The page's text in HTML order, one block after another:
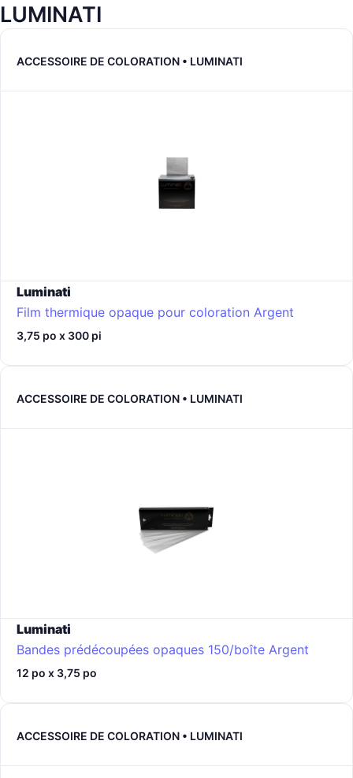
LUMINATI
ACCESSOIRE DE COLORATION • LUMINATI
Luminati
Film thermique opaque pour coloration Argent
3,75 po x 300 pi
ACCESSOIRE DE COLORATION • LUMINATI
Luminati
Bandes prédécoupées opaques 150/boîte Argent
12 po x 3,75 po
ACCESSOIRE DE COLORATION • LUMINATI